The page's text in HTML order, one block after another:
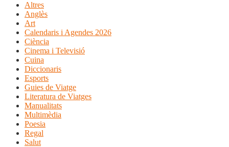
Altres
Anglès
Art
Calendaris i Agendes 2026
Ciència
Cinema i Televisió
Cuina
Diccionaris
Esports
Guies de Viatge
Literatura de Viatges
Manualitats
Multimèdia
Poesia
Regal
Salut